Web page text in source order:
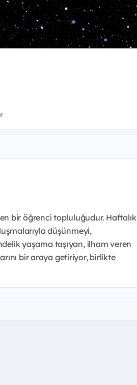
bir öğrenci topluluğudur. Haftalık
düşünmeyi,
yaşama taşıyan, ilham veren
bir araya getiriyor, birlikte